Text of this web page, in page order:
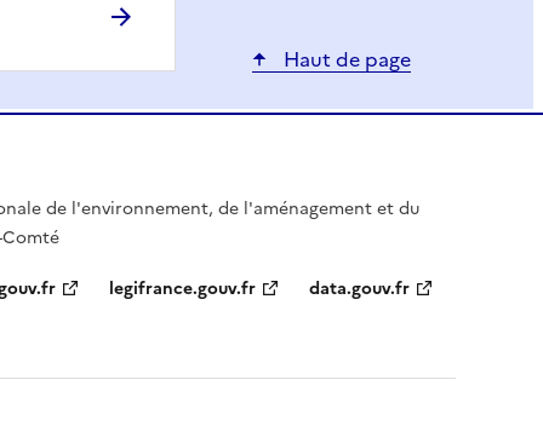
Haut de page
de l'environnement, de l'aménagement et du
legifrance.gouv.fr data.gouv.fr